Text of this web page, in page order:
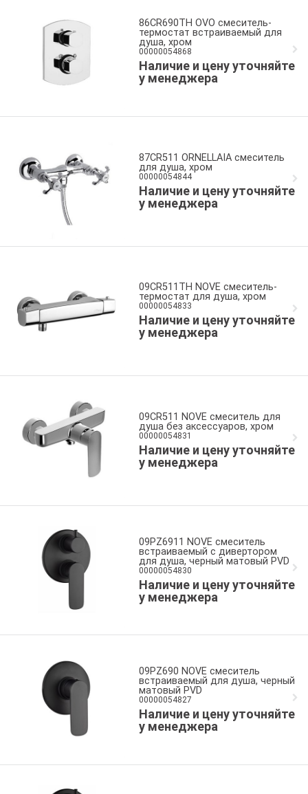
86CR690TH OVO смеситель-
термостат встраиваемый для
душа, хром
00000054868
Наличие и цену уточняйте
у менеджера
87CR511 ORNELLAIA смеситель
для душа, хром
00000054844
Наличие и цену уточняйте
у менеджера
09CR511TH NOVE смеситель-
термостат для душа, хром
00000054833
Наличие и цену уточняйте
у менеджера
09CR511 NOVE смеситель для
душа без аксессуаров, хром
00000054831
Наличие и цену уточняйте
у менеджера
09PZ6911 NOVE смеситель
встраиваемый c дивертором
для душа, черный матовый PVD
00000054830
Наличие и цену уточняйте
у менеджера
09PZ690 NOVE смеситель
встраиваемый для душа, черный
матовый PVD
00000054827
Наличие и цену уточняйте
у менеджера